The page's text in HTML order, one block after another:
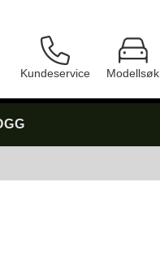
Kundeservice Modellsøk